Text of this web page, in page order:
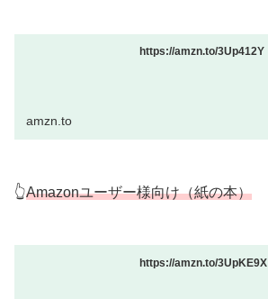
https://amzn.to/3Up412Y
amzn.to
👆Amazonユーザー様向け（紙の本）
https://amzn.to/3UpKE9X